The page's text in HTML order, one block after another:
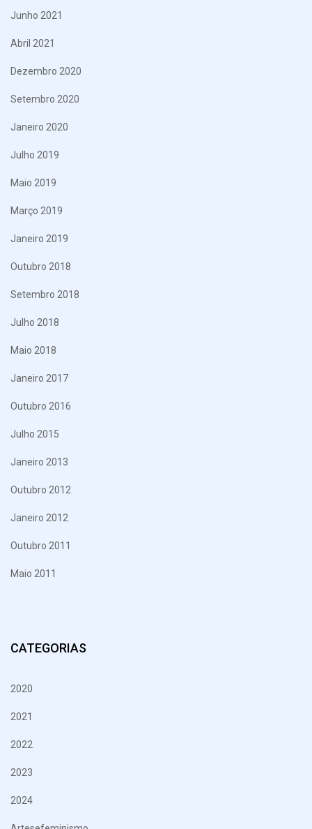
Junho 2021
Abril 2021
Dezembro 2020
Setembro 2020
Janeiro 2020
Julho 2019
Maio 2019
Março 2019
Janeiro 2019
Outubro 2018
Setembro 2018
Julho 2018
Maio 2018
Janeiro 2017
Outubro 2016
Julho 2015
Janeiro 2013
Outubro 2012
Janeiro 2012
Outubro 2011
Maio 2011
CATEGORIAS
2020
2021
2022
2023
2024